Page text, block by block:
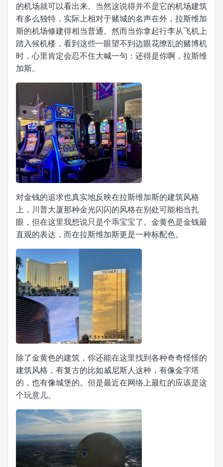
的机场就可以看出来。当然这说得并不是它的机场建筑
有多么独特，实际上相对于赌城的名声在外，拉斯维加
斯的机场修建得相当普通。然而当你拿起行李从飞机上
踏入候机楼，看到这些一眼望不到边眼花缭乱的赌博机
时，心里肯定会忍不住大喊一句：还得是你啊，拉斯维
加斯。
对金钱的追求也真实地反映在拉斯维加斯的建筑风格
上，川普大厦那种金光闪闪的风格在别处可能相当扎
眼，但在这里我想说只是个乖宝宝了。金黄色是金钱最
直观的表达，而在拉斯维加斯更是一种标配色。
除了金黄色的建筑，你还能在这里找到各种奇奇怪怪的
建筑风格，有复古的比如威尼斯人这种，有像金字塔
的，也有像城堡的。但是最近在网络上最红的应该是这
个玩意儿。